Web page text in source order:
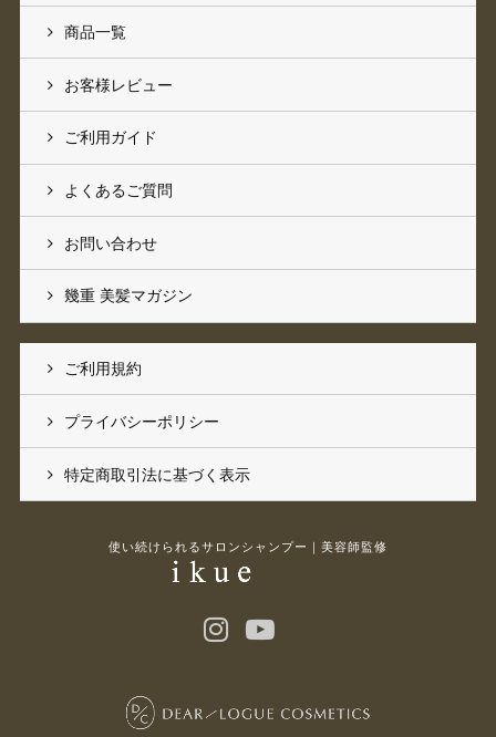
商品一覧
お客様レビュー
ご利用ガイド
よくあるご質問
お問い合わせ
幾重 美髪マガジン
ご利用規約
プライバシーポリシー
特定商取引法に基づく表示
使い続けられるサロンシャンプー｜美容師監修